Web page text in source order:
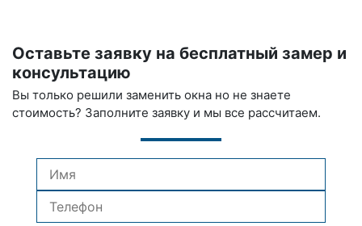
Оставьте заявку на бесплатный замер и
консультацию
Вы только решили заменить окна но не знаете
стоимость? Заполните заявку и мы все рассчитаем.